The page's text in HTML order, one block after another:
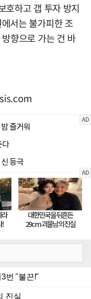
호하고 갭 투자 방지
서는 불가피한 조
향으로 가는 건 바